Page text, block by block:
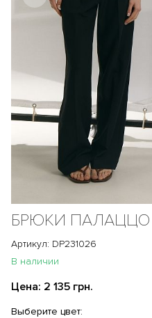
БРЮКИ ПАЛАЦЦО
Артикул: DP231026
В наличии
Цена: 2 135 грн.
Выберите цвет: